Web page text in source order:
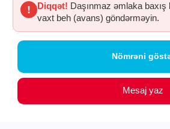
! Diqqət! Daşınmaz əmlaka
vaxt beh (avans) göndərməyin.
Nömrəni
Mesaj yaz